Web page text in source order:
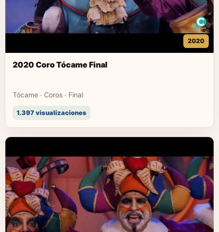
2020
2020 Coro Tócame Final
Tócame · Coros · Final
1.397 visualizaciones